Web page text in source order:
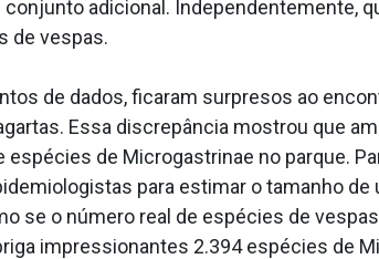
adicional. Independentemente,
de vespas.
de dados, ficaram surpresos ao
Essa discrepância mostrou que
de Microgastrinae no parque.
para estimar o tamanho de
se o número real de espécies de
impressionantes 2.394 espécies de